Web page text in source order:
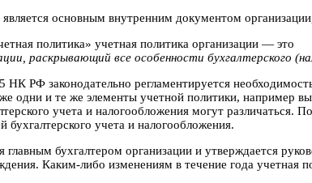
основным внутренним документом
политика» учетная политика организации — это
раскрывающий все особенности бухгалтерского
НК РФ законодательно регламентируется
одни и те же элементы учетной политики, например
учета и налогообложения могут
бухгалтерского учета и налогообложения.
бухгалтером организации и утверждается
Каким-либо изменениям в течение года учетная